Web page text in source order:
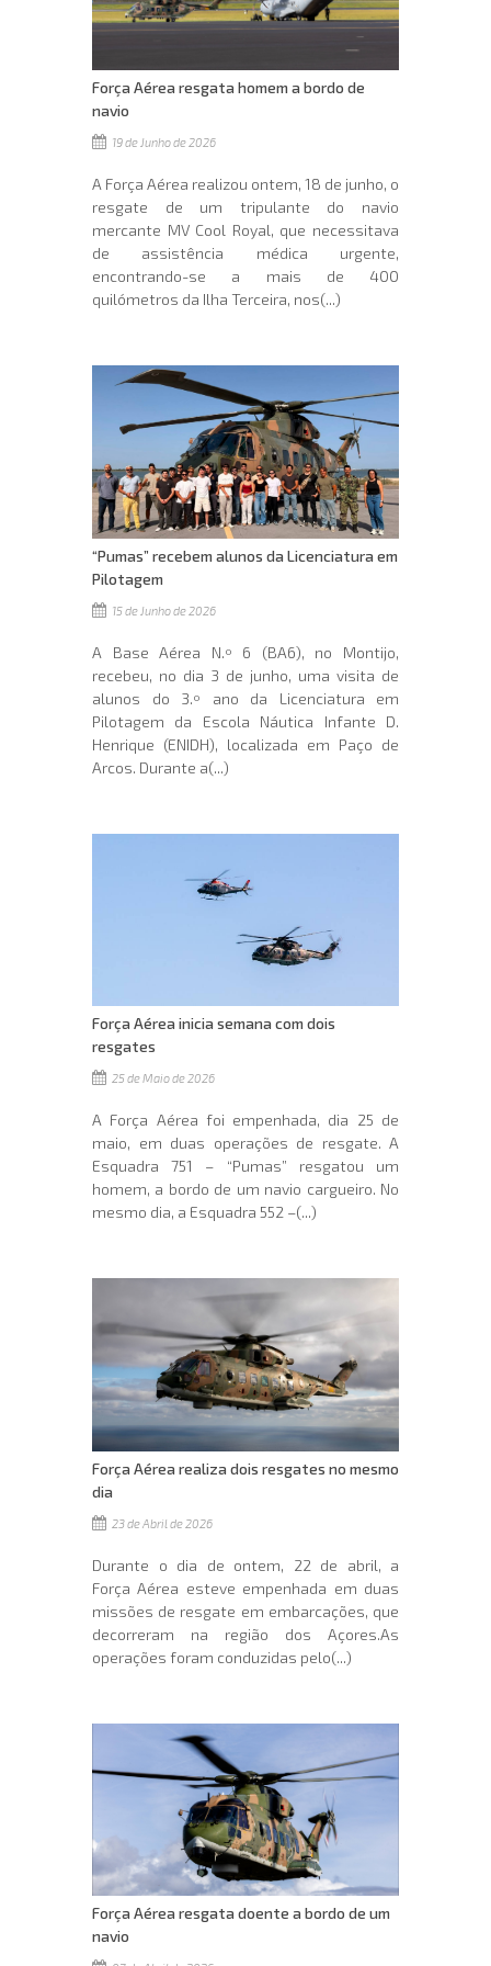
Força Aérea resgata homem a bordo de
navio
19 de Junho de 2026
A Força Aérea realizou ontem, 18 de junho, o
resgate de um tripulante do navio
mercante MV Cool Royal, que necessitava
de assistência médica urgente,
encontrando-se a mais de 400
quilómetros da Ilha Terceira, nos(...)
“Pumas” recebem alunos da Licenciatura em
Pilotagem
15 de Junho de 2026
A Base Aérea N.º 6 (BA6), no Montijo,
recebeu, no dia 3 de junho, uma visita de
alunos do 3.º ano da Licenciatura em
Pilotagem da Escola Náutica Infante D.
Henrique (ENIDH), localizada em Paço de
Arcos. Durante a(...)
Força Aérea inicia semana com dois
resgates
25 de Maio de 2026
A Força Aérea foi empenhada, dia 25 de
maio, em duas operações de resgate. A
Esquadra 751 – “Pumas” resgatou um
homem, a bordo de um navio cargueiro. No
mesmo dia, a Esquadra 552 –(...)
Força Aérea realiza dois resgates no mesmo
dia
23 de Abril de 2026
Durante o dia de ontem, 22 de abril, a
Força Aérea esteve empenhada em duas
missões de resgate em embarcações, que
decorreram na região dos Açores.As
operações foram conduzidas pelo(...)
Força Aérea resgata doente a bordo de um
navio